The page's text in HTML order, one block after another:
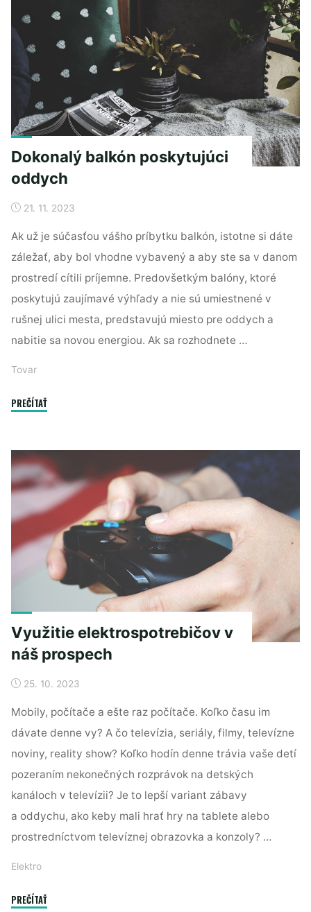
Dokonalý balkón poskytujúci
oddych
21. 11. 2023
Ak už je súčasťou vášho príbytku balkón, istotne si dáte
záležať, aby bol vhodne vybavený a aby ste sa v danom
prostredí cítili príjemne. Predovšetkým balóny, ktoré
poskytujú zaujímavé výhľady a nie sú umiestnené v
rušnej ulici mesta, predstavujú miesto pre oddych a
nabitie sa novou energiou. Ak sa rozhodnete …
Tovar
PREČÍTAŤ"Dokonalý
oddych"
Využitie elektrospotrebičov v
náš prospech
25. 10. 2023
Mobily, počítače a ešte raz počítače. Koľko času im
dávate denne vy? A čo televízia, seriály, filmy, televízne
noviny, reality show? Koľko hodín denne trávia vaše detí
pozeraním nekonečných rozprávok na detských
kanáloch v televízii? Je to lepší variant zábavy
a oddychu, ako keby mali hrať hry na tablete alebo
prostredníctvom televíznej obrazovka a konzoly? …
Elektro
PREČÍTAŤ"Využitie